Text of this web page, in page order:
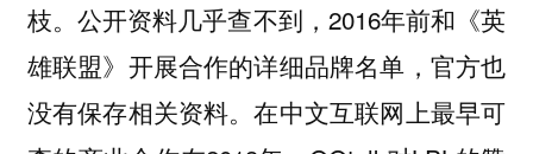
枝。公开资料几乎查不到，2016年前和《英
雄联盟》开展合作的详细品牌名单，官方也
没有保存相关资料。在中文互联网上最早可